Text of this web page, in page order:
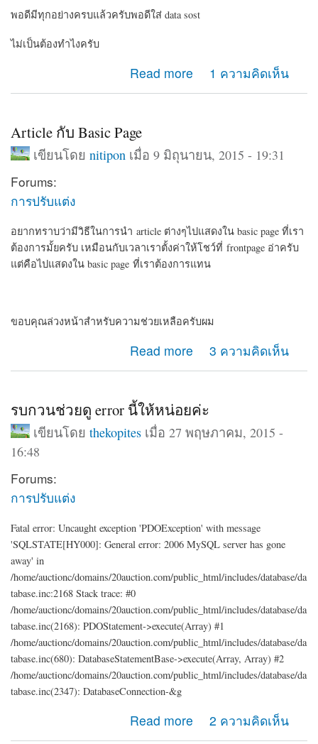
พอดีมีทุกอย่างครบแล้วครับพอดีใส่ data sost
ไม่เป็นต้องทำไงครับ
Read more 1 ความคิดเห็น
Article กับ Basic Page
เขียนโดย nitiponเมื่อ 9 มิถุนายน, 2015 - 19:31
Forums:
การปรับแต่ง
อยากทราบว่ามีวิธีในการนำ article ต่างๆไปแสดงใน basic page ที่เรา
ต้องการมั้ยครับ เหมือนกับเวลาเราตั้งค่าให้โชว์ที่ frontpage อ่าครับ
แต่คือไปแสดงใน basic page ที่เราต้องการแทน
ขอบคุณล่วงหน้าสำหรับความช่วยเหลือครับผม
Read more
about Article กับ Basic Page 3 ความคิดเห็น
รบกวนช่วยดู error นี้ให้หน่อยค่ะ
เขียนโดย thekopitesเมื่อ 27 พฤษภาคม, 2015 -
16:48
Forums:
การปรับแต่ง
Fatal error: Uncaught exception 'PDOException' with message
'SQLSTATE[HY000]: General error: 2006 MySQL server has gone
away' in
/home/auctionc/domains/20auction.com/public_html/includes/database/da
tabase.inc:2168 Stack trace: #0
/home/auctionc/domains/20auction.com/public_html/includes/database/da
tabase.inc(2168): PDOStatement->execute(Array) #1
/home/auctionc/domains/20auction.com/public_html/includes/database/da
tabase.inc(680): DatabaseStatementBase->execute(Array, Array) #2
/home/auctionc/domains/20auction.com/public_html/includes/database/da
tabase.inc(2347): DatabaseConnection-&g
Read more
about รบกวนช่วยดู error นี้ให้หน่อยค่ะ 2 ความคิดเห็น